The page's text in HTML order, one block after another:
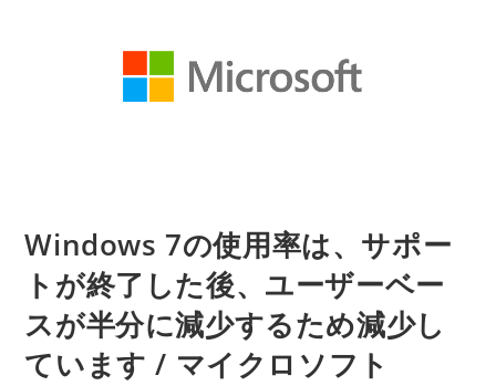
Windows 7の使用率は、サポー
トが終了した後、ユーザーベー
スが半分に減少するため減少し
ています / マイクロソフト